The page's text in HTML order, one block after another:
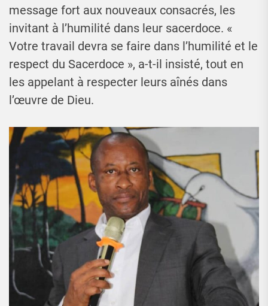
message fort aux nouveaux consacrés, les
invitant à l’humilité dans leur sacerdoce. «
Votre travail devra se faire dans l’humilité et le
respect du Sacerdoce », a-t-il insisté, tout en
les appelant à respecter leurs aînés dans
l’œuvre de Dieu.